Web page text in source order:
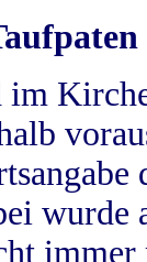
im
wurde